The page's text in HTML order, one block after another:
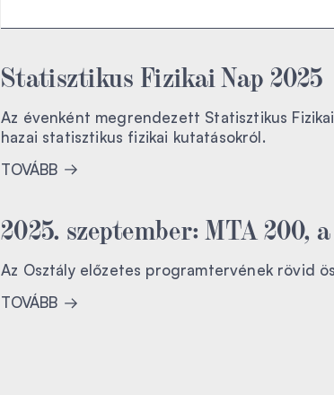
Statisztikus Fizikai Nap 2025
Az évenként megrendezett Statisztikus
hazai statisztikus fizikai kutatásokról.
TOVÁBB
2025. szeptember: MTA 200,
Az Osztály előzetes programtervének rövid
TOVÁBB